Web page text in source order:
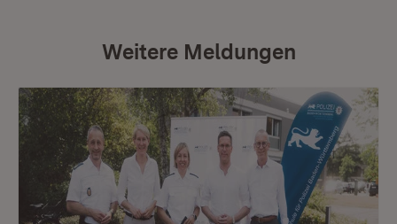
Weitere Meldungen